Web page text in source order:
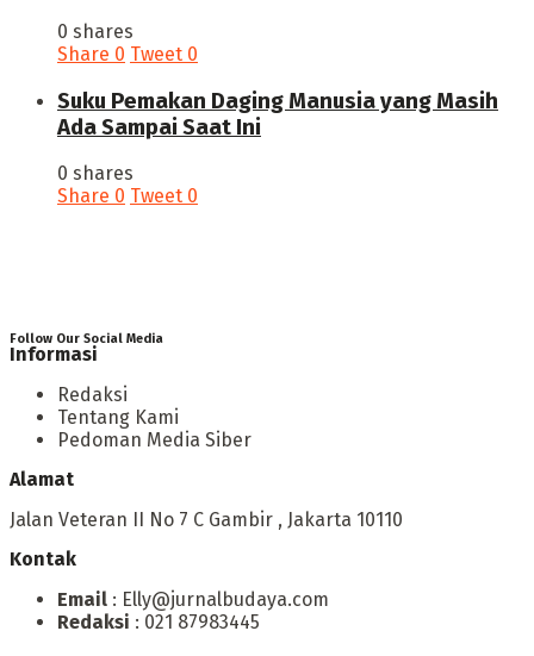
0 shares
Share 0 Tweet 0
‎Suku Pemakan Daging Manusia yang Masih
Ada Sampai Saat Ini
0 shares
Share 0 Tweet 0
Follow Our Social Media
Informasi
Redaksi
Tentang Kami
Pedoman Media Siber
Alamat
Jalan Veteran II No 7 C Gambir , Jakarta 10110
Kontak
Email : Elly@jurnalbudaya.com
Redaksi : 021 87983445